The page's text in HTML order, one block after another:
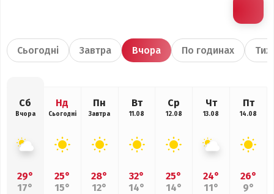
Сьогодні Завтра Вчора По годинах
Сб
Вчора
29°
17°
Нд
Сьогодні
25°
15°
Пн
Завтра
28°
12°
Вт
11.08
32°
14°
Ср
12.08
25°
14°
Чт
13.08
24°
11°
Пт
14.08
26°
9°